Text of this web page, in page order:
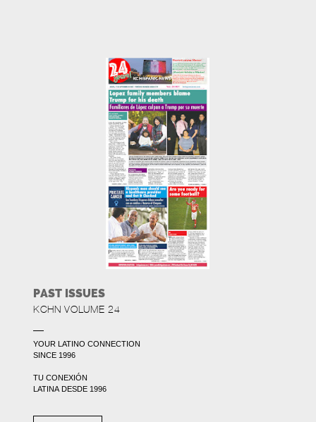
PAST ISSUES
KCHN VOLUME 24
YOUR LATINO CONNECTION
SINCE 1996
TU CONEXIÓN
LATINA DESDE 1996